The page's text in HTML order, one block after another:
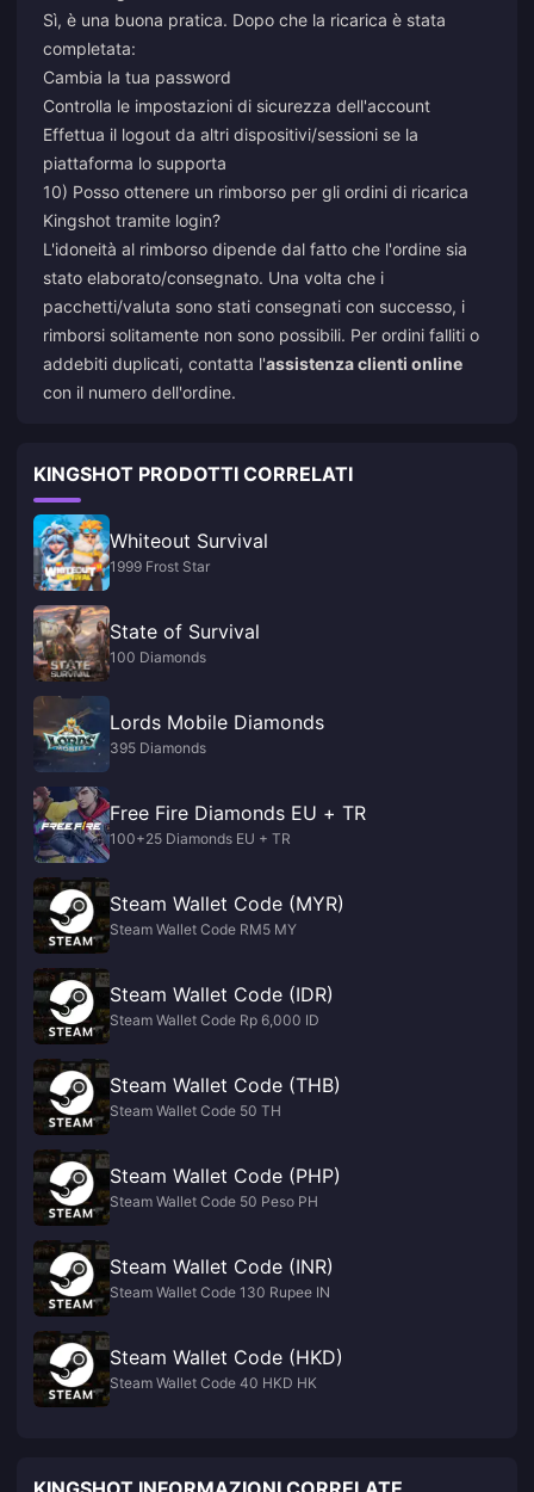
Sì, è una buona pratica. Dopo che la ricarica è stata
completata:
Cambia la tua password
Controlla le impostazioni di sicurezza dell'account
Effettua il logout da altri dispositivi/sessioni se la
piattaforma lo supporta
10) Posso ottenere un rimborso per gli ordini di ricarica
Kingshot tramite login?
L'idoneità al rimborso dipende dal fatto che l'ordine sia
stato elaborato/consegnato. Una volta che i
pacchetti/valuta sono stati consegnati con successo, i
rimborsi solitamente non sono possibili. Per ordini falliti o
addebiti duplicati, contatta l'assistenza clienti online
con il numero dell'ordine.
KINGSHOT PRODOTTI CORRELATI
Whiteout Survival
1999 Frost Star
State of Survival
100 Diamonds
Lords Mobile Diamonds
395 Diamonds
Free Fire Diamonds EU + TR
100+25 Diamonds EU + TR
Steam Wallet Code (MYR)
Steam Wallet Code RM5 MY
Steam Wallet Code (IDR)
Steam Wallet Code Rp 6,000 ID
Steam Wallet Code (THB)
Steam Wallet Code 50 TH
Steam Wallet Code (PHP)
Steam Wallet Code 50 Peso PH
Steam Wallet Code (INR)
Steam Wallet Code 130 Rupee IN
Steam Wallet Code (HKD)
Steam Wallet Code 40 HKD HK